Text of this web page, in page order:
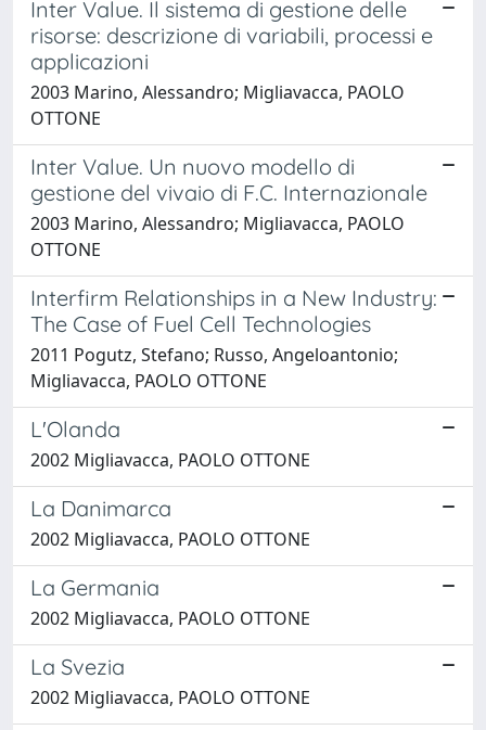
Inter Value. Il sistema di gestione delle
risorse: descrizione di variabili, processi e
applicazioni
2003 Marino, Alessandro; Migliavacca, PAOLO
OTTONE
Inter Value. Un nuovo modello di
gestione del vivaio di F.C. Internazionale
2003 Marino, Alessandro; Migliavacca, PAOLO
OTTONE
Interfirm Relationships in a New Industry:
The Case of Fuel Cell Technologies
2011 Pogutz, Stefano; Russo, Angeloantonio;
Migliavacca, PAOLO OTTONE
L'Olanda
2002 Migliavacca, PAOLO OTTONE
La Danimarca
2002 Migliavacca, PAOLO OTTONE
La Germania
2002 Migliavacca, PAOLO OTTONE
La Svezia
2002 Migliavacca, PAOLO OTTONE